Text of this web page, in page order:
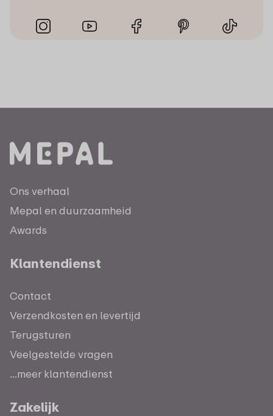
Ons verhaal
Mepal en duurzaamheid
Awards
Klantendienst
Contact
Verzendkosten en levertijd
Terugsturen
Veelgestelde vragen
...meer klantendienst
Zakelijk